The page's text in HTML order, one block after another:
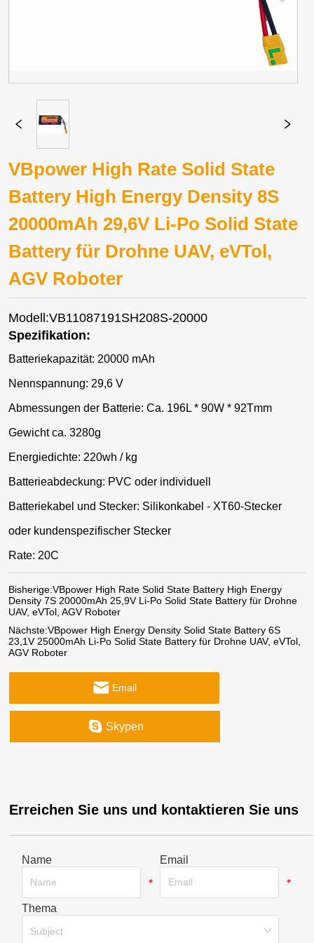
VBpower High Rate Solid State
Battery High Energy Density 8S
20000mAh 29,6V Li-Po Solid State
Battery für Drohne UAV, eVTol,
AGV Roboter
Modell:VB11087191SH208S-20000
Spezifikation:
Batteriekapazität: 20000 mAh
Nennspannung: 29,6 V
Abmessungen der Batterie: Ca. 196L * 90W * 92Tmm
Gewicht ca. 3280g
Energiedichte: 220wh / kg
Batterieabdeckung: PVC oder individuell
Batteriekabel und Stecker: Silikonkabel - XT60-Stecker
oder kundenspezifischer Stecker
Rate: 20C
Bisherige:VBpower High Rate Solid State Battery High Energy
Density 7S 20000mAh 25,9V Li-Po Solid State Battery für Drohne
UAV, eVTol, AGV Roboter
Nächste:VBpower High Energy Density Solid State Battery 6S
23,1V 25000mAh Li-Po Solid State Battery für Drohne UAV, eVTol,
AGV Roboter
Email
Skypen
Erreichen Sie uns und kontaktieren Sie uns
Name
*
Email
*
Thema
Subject